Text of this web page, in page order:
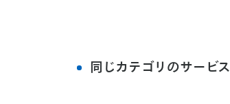
同じカテゴリのサービス